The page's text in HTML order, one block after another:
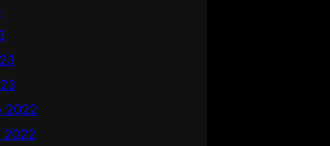
2022
2022